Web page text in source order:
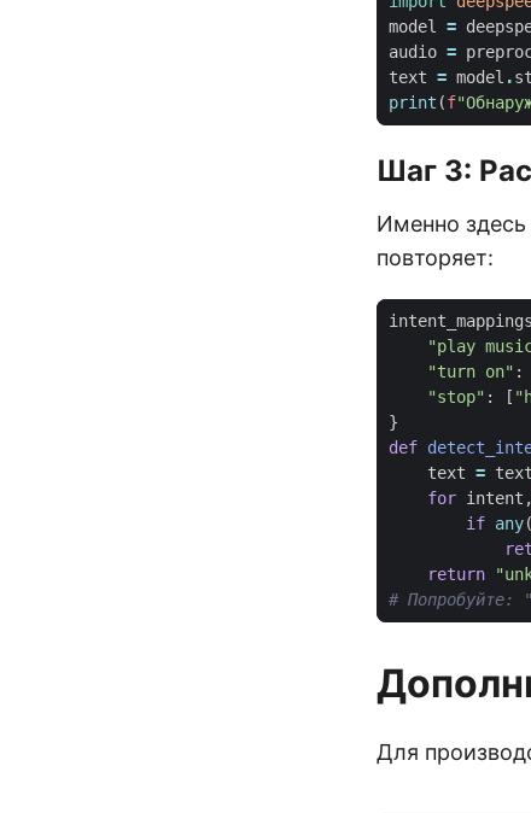
model =
audio =
text = model .
print (f
Шаг 3:
Именно
повторяет:
intent_mappings
"play
"turn on" :
"stop" : [
}
def
text = text
for intent ,
if any(
return
# Попробуйте:
Для